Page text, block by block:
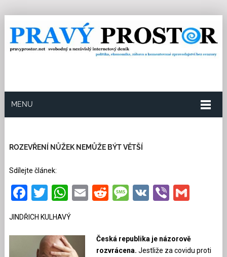
MENU
ROZEVŘENÍ NŮŽEK NEMŮŽE BÝT VĚTŠÍ
Sdílejte článek:
Facebook
Twitter
WhatsApp
EmailRedditMessage
VKViber
JINDŘICH KULHAVÝ
Česká republika je názorově
rozvrácena. Jestliže za covidu proti